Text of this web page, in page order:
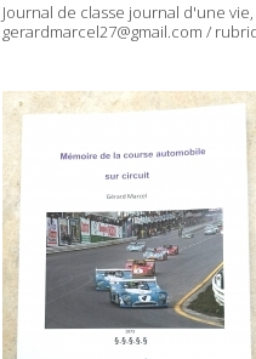
Journal de classe journal d'une
gerardmarcel27@gmail.com /